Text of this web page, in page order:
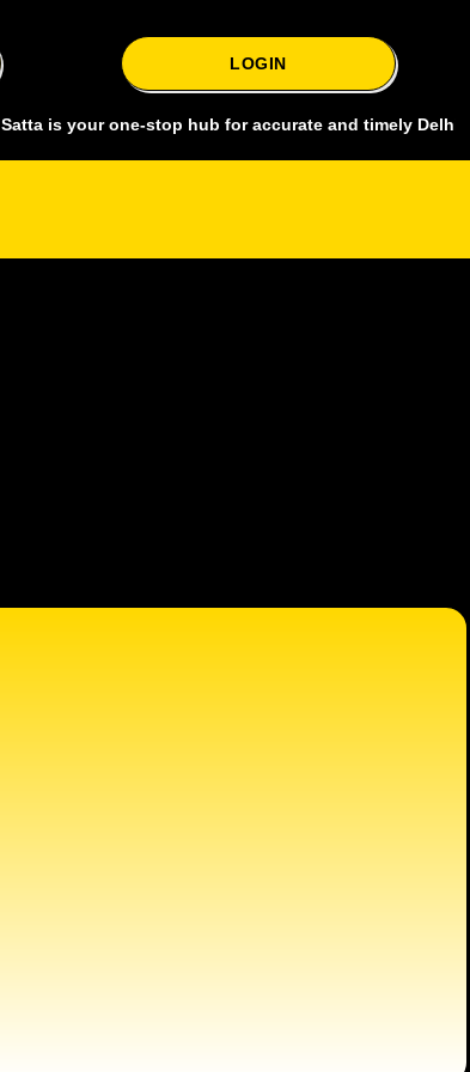
LOGIN
your one-stop hub for accurate and timely Delhi bazar